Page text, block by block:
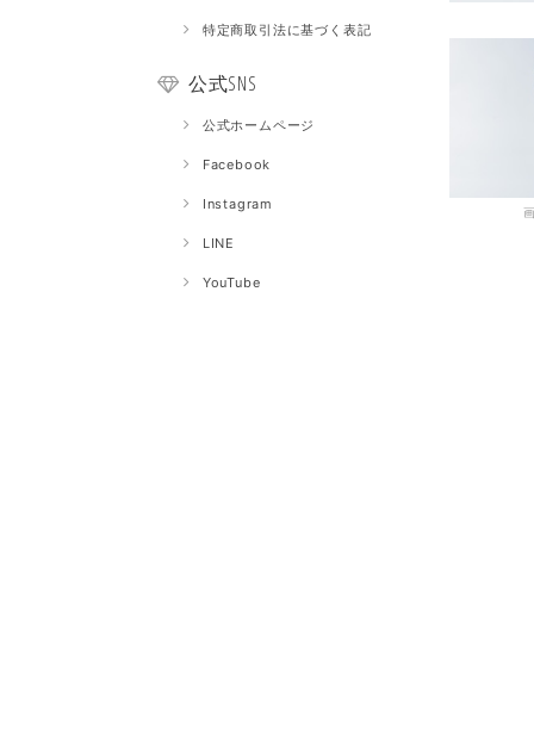
特定商取引法に基づく表記
公式SNS
公式ホームページ
Facebook
Instagram
LINE
YouTube